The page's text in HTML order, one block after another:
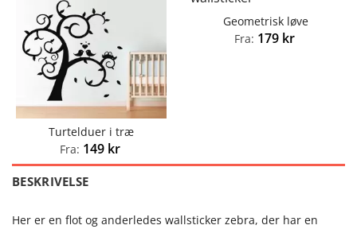
Turtelduer i træ
Fra: 149 kr
Geometrisk løve
Fra: 179 kr
BESKRIVELSE
Her er en flot og anderledes wallsticker zebra, der har en